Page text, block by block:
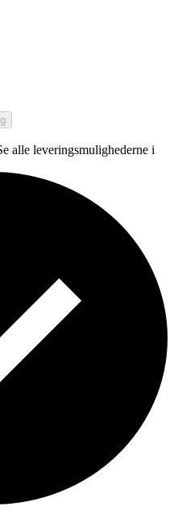
alle leveringsmulighederne i